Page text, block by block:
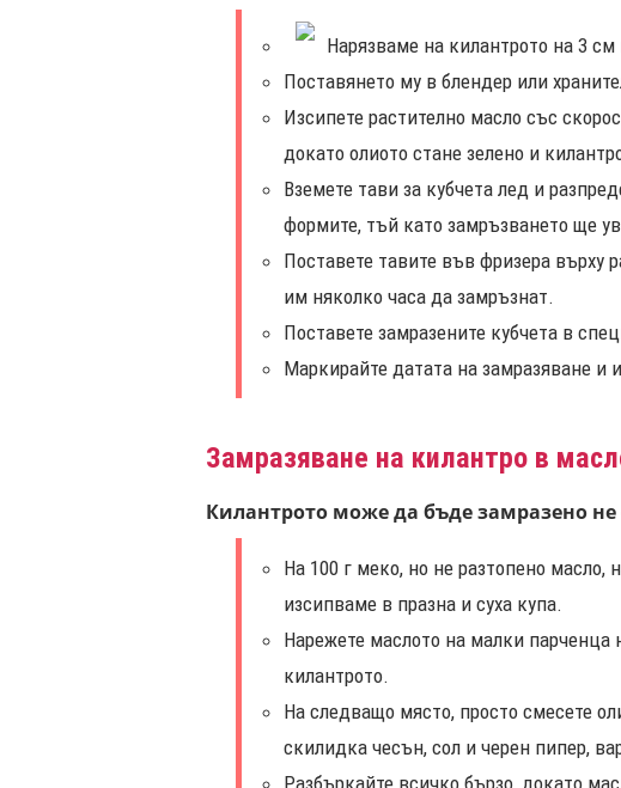
Нарязваме на килантрото на 3 см
Поставянето му в блендер или
Изсипете растително масло със
докато олиото стане зелено и
Вземете тави за кубчета лед и
формите, тъй като замръзването ще
Поставете тавите във фризера върху
им няколко часа да замръзнат.
Поставете замразените кубчета в
Маркирайте датата на замразяване и
Замразяване на килантро в
Килантрото може да бъде замразено
На 100 г меко, но не разтопено
изсипваме в празна и суха купа.
Нарежете маслото на малки парченца
килантрото.
На следващо място, просто смесете
скилидка чесън, сол и черен пипер,
Разбъркайте всичко бързо, докато